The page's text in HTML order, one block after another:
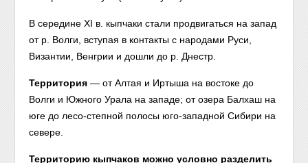
В середине XI в. кыпчаки стали продвигаться на запад
от р. Волги, вступая в контакты с народами Руси,
Византии, Венгрии и дошли до р. Днестр.
Территория — от Алтая и Иртыша на востоке до
Волги и Южного Урала на западе; от озера Балхаш на
юге до лесо-степной полосы юго-западной Сибири на
севере.
Территорию кыпчаков можно условно разделить